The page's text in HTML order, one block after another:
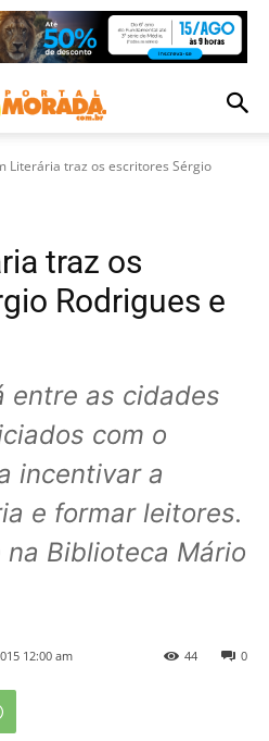
Literária traz os escritores Sérgio
traz os
Rodrigues e
entre as cidades
com o
incentivar a
e formar leitores.
Biblioteca Mário
12:00 am 0
44